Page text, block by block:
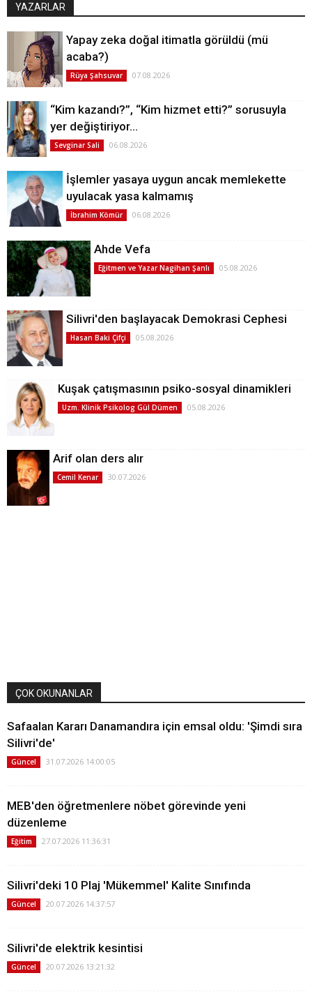
YAZARLAR
Yapay zeka doğal itimatla görüldü (mü
acaba?)
Rüya Şahsuvar 07.08.2026
“Kim kazandı?”, “Kim hizmet etti?” sorusuyla
yer değiştiriyor…
Sevginar Sali 06.08.2026
İşlemler yasaya uygun ancak memlekette
uyulacak yasa kalmamış
İbrahim Kömür 06.08.2026
Ahde Vefa
Eğitmen ve Yazar Nagihan Şanlı 05.08.2026
Silivri'den başlayacak Demokrasi Cephesi
Hasan Baki Çifçi 05.08.2026
Kuşak çatışmasının psiko-sosyal dinamikleri
Uzm. Klinik Psikolog Gül Dümen 05.08.2026
Arif olan ders alır
Cemil Kenar 30.07.2026
ÇOK OKUNANLAR
Safaalan Kararı Danamandıra için emsal oldu: 'Şimdi sıra
Silivri'de'
Güncel 31.07.2026 14:00:05
MEB'den öğretmenlere nöbet görevinde yeni
düzenleme
Eğitim 27.07.2026 11:36:31
Silivri'deki 10 Plaj 'Mükemmel' Kalite Sınıfında
Güncel 20.07.2026 14:37:57
Silivri'de elektrik kesintisi
Güncel 20.07.2026 13:21:32